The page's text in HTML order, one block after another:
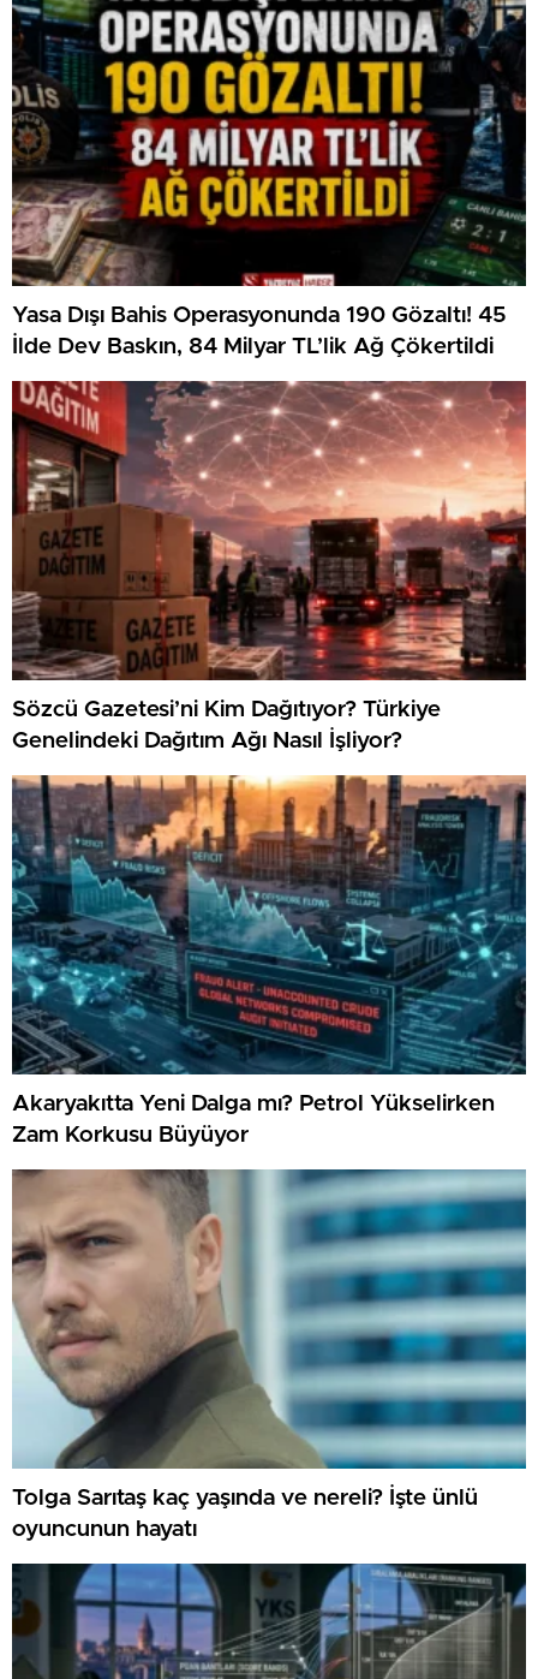
Yasa Dışı Bahis Operasyonunda 190 Gözaltı! 45
İlde Dev Baskın, 84 Milyar TL’lik Ağ Çökertildi
Sözcü Gazetesi’ni Kim Dağıtıyor? Türkiye
Genelindeki Dağıtım Ağı Nasıl İşliyor?
Akaryakıtta Yeni Dalga mı? Petrol Yükselirken
Zam Korkusu Büyüyor
Tolga Sarıtaş kaç yaşında ve nereli? İşte ünlü
oyuncunun hayatı